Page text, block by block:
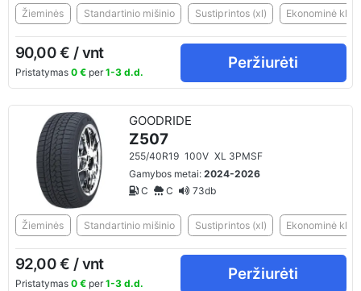
Žieminės Standartinio mišinio Sustiprintos (xl) Ekonominė
90,00 € / vnt
Pristatymas 0 €per 1-3 d.d.
Peržiurėti
GOODRIDE
Z507
255/40R19 100V XL 3PMSF
Gamybos metai:2024-2026
C
C 73db
Žieminės Standartinio mišinio Sustiprintos (xl) Ekonominė
92,00 € / vnt
Pristatymas 0 €per 1-3 d.d.
Peržiurėti